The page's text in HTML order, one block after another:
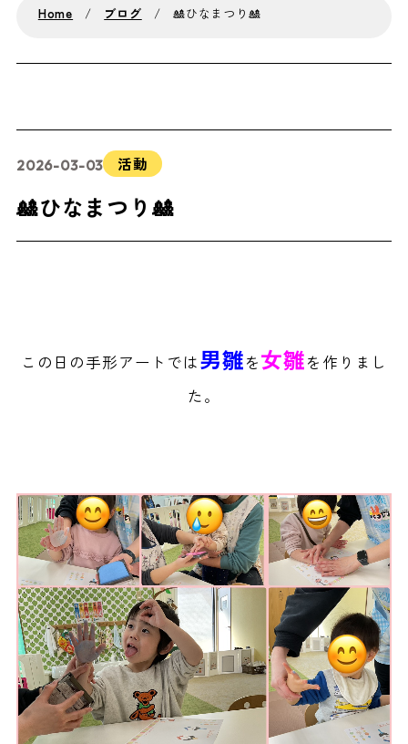
Home ブログ 🎎ひなまつり🎎
2026-03-03 活動
🎎ひなまつり🎎
この日の手形アートでは男雛を女雛を作りまし
た。